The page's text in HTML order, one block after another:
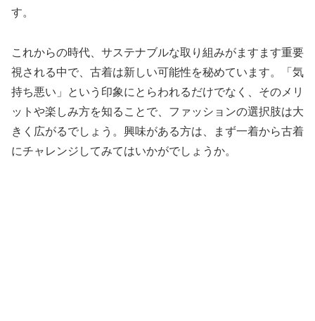
す。
これからの時代、サステナブルな取り組みがますます重要
視される中で、古着は新しい可能性を秘めています。「気
持ち悪い」という印象にとらわれるだけでなく、そのメリ
ットや楽しみ方を知ることで、ファッションの選択肢は大
きく広がるでしょう。興味がある方は、まず一着から古着
にチャレンジしてみてはいかがでしょうか。